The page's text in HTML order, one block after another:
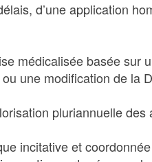
d’une application
médicalisée basée
une modification de la
pluriannuelle
incitative et